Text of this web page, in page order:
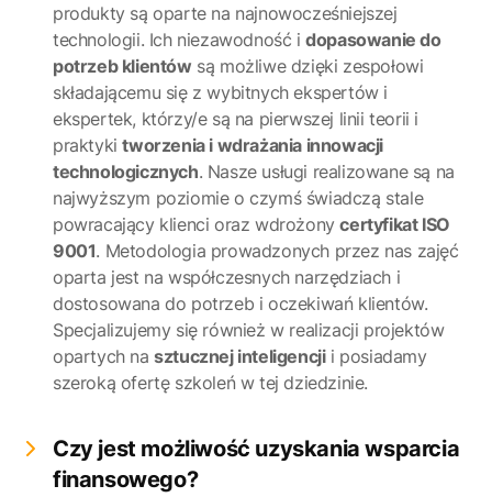
produkty są oparte na najnowocześniejszej
technologii. Ich niezawodność idopasowanie do
potrzeb klientów są możliwe dzięki zespołowi
składającemu się z wybitnych ekspertów i
ekspertek, którzy/e są na pierwszej linii teorii i
praktykitworzenia i wdrażania innowacji
technologicznych. Nasze usługi realizowane są na
najwyższym poziomie o czymś świadczą stale
powracający klienci oraz wdrożonycertyfikat ISO
9001. Metodologia prowadzonych przez nas zajęć
oparta jest na współczesnych narzędziach i
dostosowana do potrzeb i oczekiwań klientów.
Specjalizujemy się również w realizacji projektów
opartych nasztucznej inteligencjii posiadamy
szeroką ofertę szkoleń w tej dziedzinie.
Czy jest możliwość uzyskania wsparcia
finansowego?